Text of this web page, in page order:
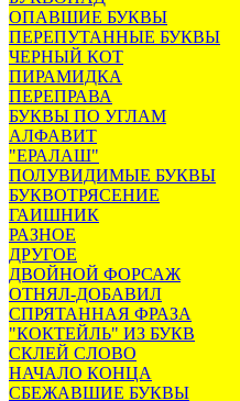
ОПАВШИЕ БУКВЫ
ПЕРЕПУТАННЫЕ БУКВЫ
ЧЕРНЫЙ КОТ
ПИРАМИДКА
ПЕРЕПРАВА
БУКВЫ ПО УГЛАМ
АЛФАВИТ
"ЕРАЛАШ"
ПОЛУВИДИМЫЕ БУКВЫ
БУКВОТРЯСЕНИЕ
ГАИШНИК
РАЗНОЕ
ДРУГОЕ
ДВОЙНОЙ ФОРСАЖ
ОТНЯЛ-ДОБАВИЛ
СПРЯТАННАЯ ФРАЗА
"КОКТЕЙЛЬ" ИЗ БУКВ
СКЛЕЙ СЛОВО
НАЧАЛО КОНЦА
СБЕЖАВШИЕ БУКВЫ